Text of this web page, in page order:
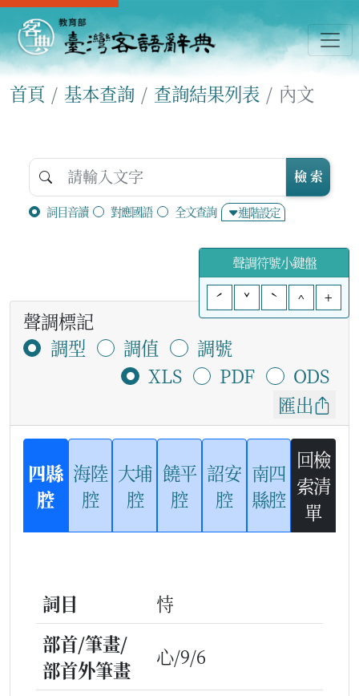
首頁 基本查詢 查詢結果列表 內文
詞目音讀 對應國語 全文查詢 進階設定
檢 索
聲調符號小鍵盤
ˊ
ˇ ˋ ^ +
聲調標記
調型
調值
調號
XLS
PDF
ODS
匯出
四縣
腔
海陸
腔
大埔
腔
饒平
腔
詔安
腔
南四
縣腔
回檢
索清
單
詞目
恃
部首/筆畫/
部首外筆畫
心/9/6